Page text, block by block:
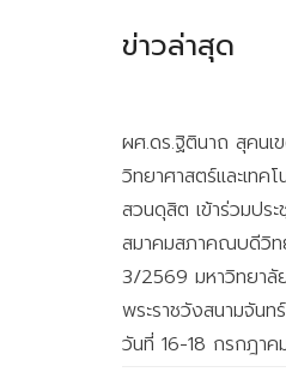
ข่าวล่าสุด
ผศ.ดร.ฐิตินาถ สุคน
วิทยาศาสตร์และเทค
สวนดุสิต เข้าร่วมปร
สมาคมสภาคณบดีวิท
3/2569 มหาวิทยาลั
พระราชวังสนามจัน
วันที่ 16-18 กรกฎา